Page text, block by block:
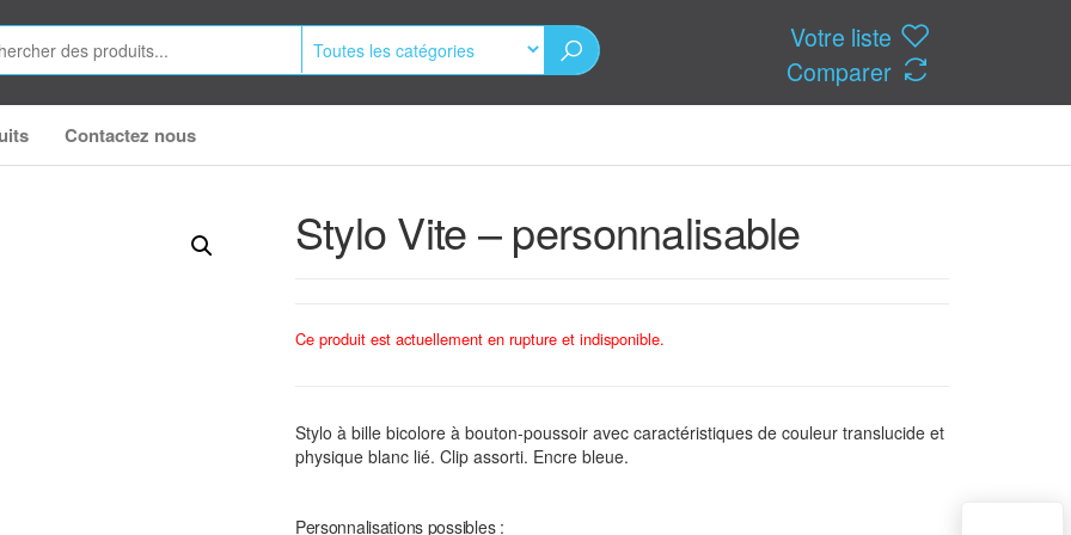
Votre liste
Comparer
Contactez nous
Stylo Vite – personnalisable
Ce produit est actuellement en rupture et indisponible.
Stylo à bille bicolore à bouton-poussoir avec caractéristiques de couleur translucide et
physique blanc lié. Clip assorti. Encre bleue.
Personnalisations possibles :